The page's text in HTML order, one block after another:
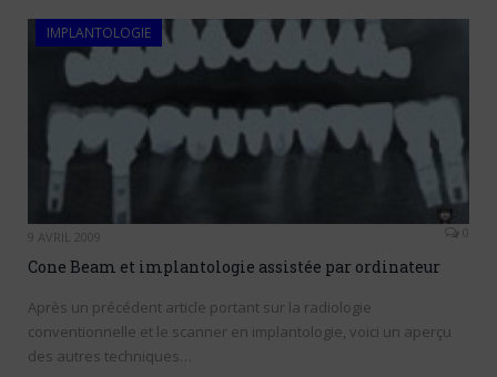
IMPLANTOLOGIE
9 AVRIL 2009 0
Cone Beam et implantologie assistée par ordinateur
Après un précédent article portant sur la radiologie
conventionnelle et le scanner en implantologie, voici un aperçu
des autres techniques…